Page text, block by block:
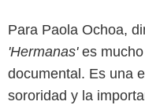
Para Paola Ochoa,
'Hermanas'es mucho
documental. Es una
sororidad y la